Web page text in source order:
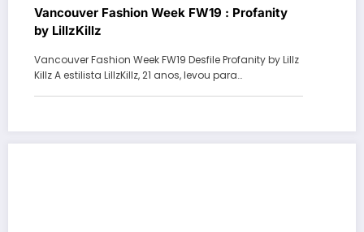
Vancouver Fashion Week FW19 : Profanity
by LillzKillz
Vancouver Fashion Week FW19 Desfile Profanity by Lillz
Killz A estilista LillzKillz, 21 anos, levou para…